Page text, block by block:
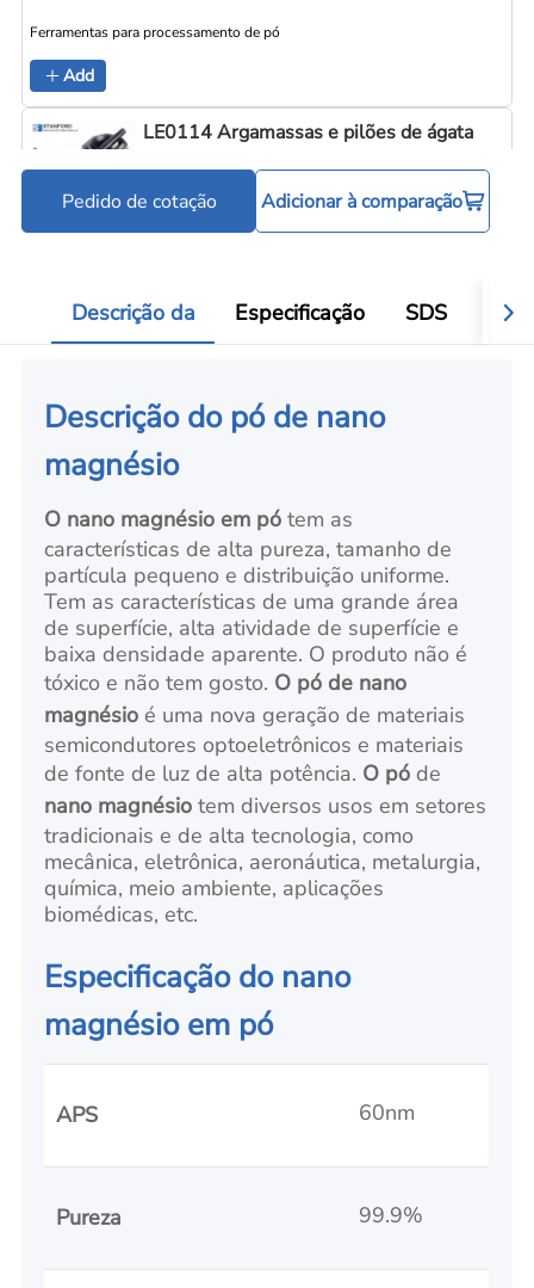
Ferramentas para processamento de pó
Add
LE0114 Argamassas e pilões de ágata
Pedido de cotação Adicionar à comparação
Descrição da Especificação SDS
Descrição do pó de nano
magnésio
O nano magnésio em pó tem as
características de alta pureza, tamanho de
partícula pequeno e distribuição uniforme.
Tem as características de uma grande área
de superfície, alta atividade de superfície e
baixa densidade aparente. O produto não é
tóxico e não tem gosto. O pó de nano
magnésio é uma nova geração de materiais
semicondutores optoeletrônicos e materiais
de fonte de luz de alta potência. O pó de
nano magnésiotem diversos usos em setores
tradicionais e de alta tecnologia, como
mecânica, eletrônica, aeronáutica, metalurgia,
química, meio ambiente, aplicações
biomédicas, etc.
Especificação do nano
magnésio em pó
APS 60nm
Pureza 99.9%